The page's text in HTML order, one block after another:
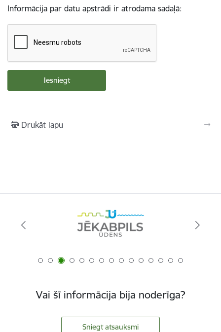
Informācija par datu apstrādi ir atrodama sadaļā:
Drukāt lapu
Vai šī informācija bija noderīga?
Sniegt atsauksmi